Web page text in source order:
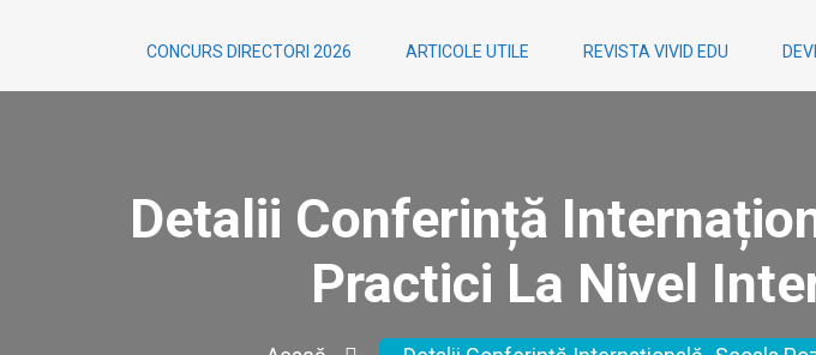
CONCURS DIRECTORI 2026 ARTICOLE UTILE REVISTA VIVID EDU
Detalii Conferință
Practici La Nivel